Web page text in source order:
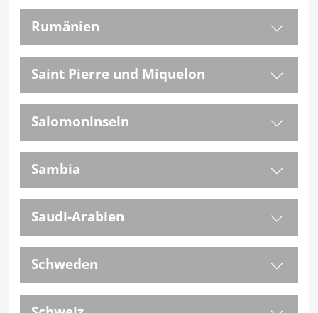
Rumänien
Saint Pierre und Miquelon
Salomoninseln
Sambia
Saudi-Arabien
Schweden